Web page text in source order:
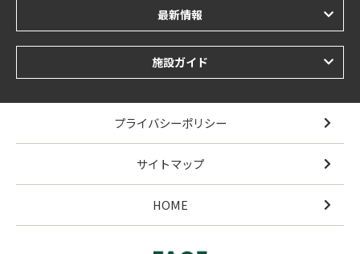
最新情報
施設ガイド
プライバシーポリシー
サイトマップ
HOME